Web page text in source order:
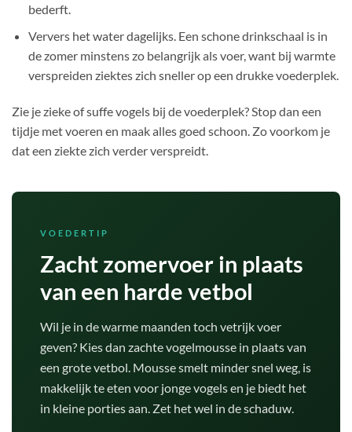
bederft.
Ververs het water dagelijks. Een schone drinkschaal is in
de zomer minstens zo belangrijk als voer, want bij warmte
verspreiden ziektes zich sneller op een drukke voederplek.
Zie je zieke of suffe vogels bij de voederplek? Stop dan een
tijdje met voeren en maak alles goed schoon. Zo voorkom je
dat een ziekte zich verder verspreidt.
VOEDERTIP
Zacht zomervoer in plaats
van een harde vetbol
Wil je in de warme maanden toch vetrijk voer
geven? Kies dan zachte vogelmousse in plaats van
een grote vetbol. Mousse smelt minder snel weg, is
makkelijk te eten voor jonge vogels en je biedt het
in kleine porties aan. Zet het wel in de schaduw.